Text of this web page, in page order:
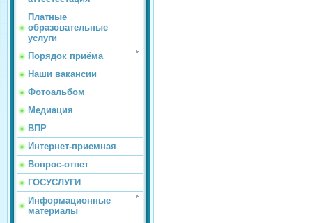
Платные
образовательные
услуги
Порядок приёма
Наши вакансии
Фотоальбом
Медиация
ВПР
Интернет-приемная
Вопрос-ответ
ГОСУСЛУГИ
Информационные
материалы